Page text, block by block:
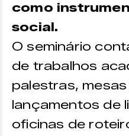
como
social.
O seminário
de trabalhos
palestras,
lançamentos de
oficinas de